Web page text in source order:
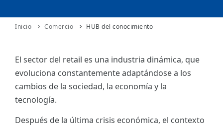
INTERNACIONALIZACIÓN
ES
Inicio Comercio HUB del conocimiento
El sector del retail es una industria dinámica, que
evoluciona constantemente adaptándose a los
cambios de la sociedad, la economía y la
tecnología.
Después de la última crisis económica, el contexto